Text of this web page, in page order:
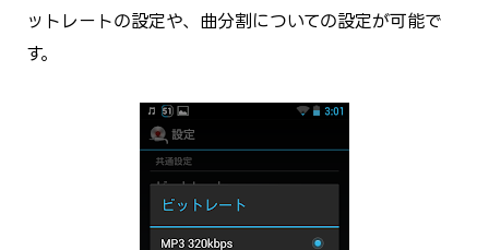
ットレートの設定や、曲分割についての設定が可能で
す。